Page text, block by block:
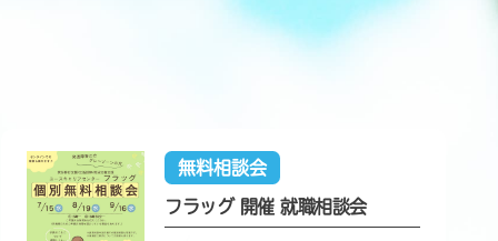
無料相談会
フラッグ 開催 就職相談会